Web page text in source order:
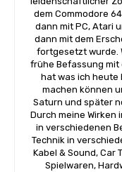
dem Commodore
dann mit PC, Atari
dann mit dem
fortgesetzt wurde.
frühe Befassung mit
hat was ich heute
machen können
Saturn und später
Durch meine Wirken
in verschiedenen
Technik in
Kabel & Sound, Car
Spielwaren,